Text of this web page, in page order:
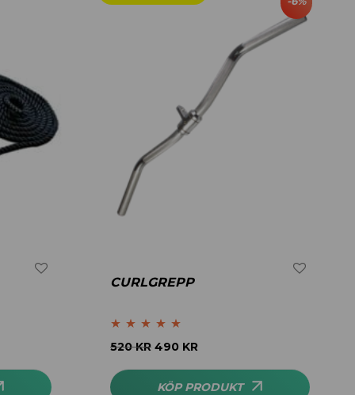
CURLGREPP
Betygsatt4.80
520KR 490 KR
KÖP PRODUKT